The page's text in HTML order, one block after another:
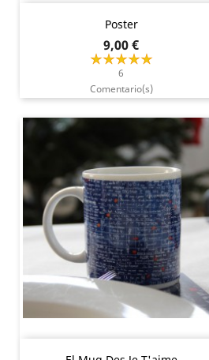
Poster
Precio
9,00 €
6
Comentario(s)